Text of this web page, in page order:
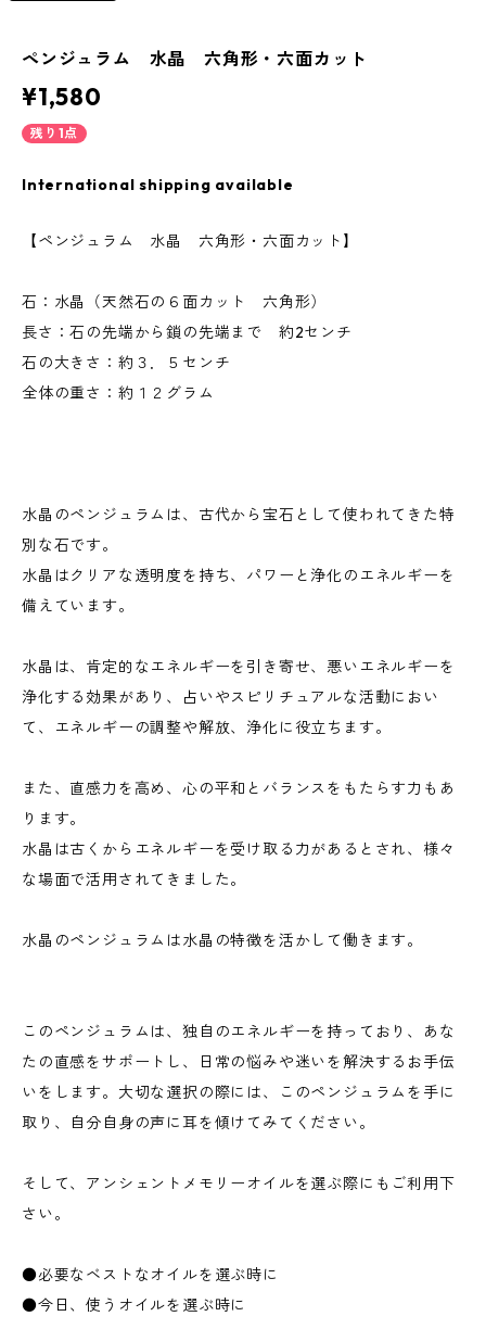
ペンジュラム 水晶 六角形・六面カット
¥1,580
残り1点
International shipping available
【ペンジュラム 水晶 六角形・六面カット】
石：水晶（天然石の６面カット 六角形）
長さ：石の先端から鎖の先端まで 約2センチ
石の大きさ：約３．５センチ
全体の重さ：約１２グラム
水晶のペンジュラムは、古代から宝石として使われてきた特
別な石です。
水晶はクリアな透明度を持ち、パワーと浄化のエネルギーを
備えています。
水晶は、肯定的なエネルギーを引き寄せ、悪いエネルギーを
浄化する効果があり、占いやスピリチュアルな活動におい
て、エネルギーの調整や解放、浄化に役立ちます。
また、直感力を高め、心の平和とバランスをもたらす力もあ
ります。
水晶は古くからエネルギーを受け取る力があるとされ、様々
な場面で活用されてきました。
水晶のペンジュラムは水晶の特徴を活かして働きます。
このペンジュラムは、独自のエネルギーを持っており、あな
たの直感をサポートし、日常の悩みや迷いを解決するお手伝
いをします。大切な選択の際には、このペンジュラムを手に
取り、自分自身の声に耳を傾けてみてください。
そして、アンシェントメモリーオイルを選ぶ際にもご利用下
さい。
●必要なベストなオイルを選ぶ時に
●今日、使うオイルを選ぶ時に